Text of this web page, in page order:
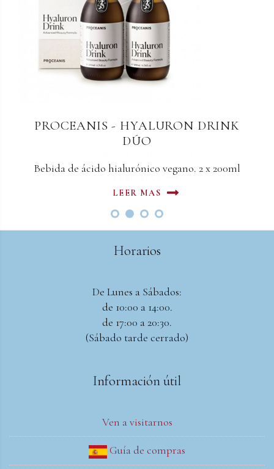
PROCEANIS - HYALURON DRINK
DÚO
Bebida de ácido hialurónico vegano. 2 x 200ml
LEER MAS
PROCEANIS - COLLAGEN DRINK
Horarios
De Lunes a Sábados:
de 10:00 a 14:00.
de 17:00 a 20:30.
(Sábado tarde cerrado)
Información útil
Ven a visitarnos
Guía de compras